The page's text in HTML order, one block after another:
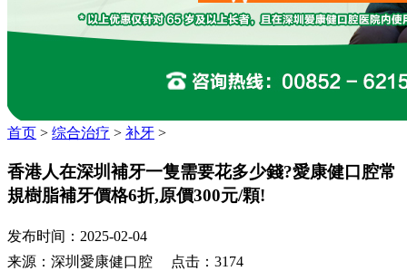
首页 > 综合治疗 > 补牙 >
香港人在深圳補牙一隻需要花多少錢?愛康健口腔常
規樹脂補牙價格6折,原價300元/顆!
发布时间：2025-02-04
来源：深圳愛康健口腔 点击：3174